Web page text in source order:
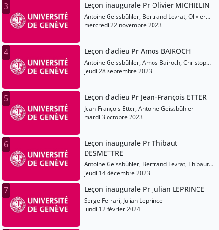
3 Leçon inaugurale Pr Olivier MICHIELIN
Antoine Geissbühler, Bertrand Levrat, Olivier
Michielin
mercredi 22 novembre 2023
4 Leçon d’adieu Pr Amos BAIROCH
Antoine Geissbühler, Amos Bairoch, Christophe
Dessimoz
jeudi 28 septembre 2023
5 Leçon d’adieu Pr Jean-François ETTER
Jean-François Etter, Antoine Geissbühler
mardi 3 octobre 2023
6
Leçon inaugurale Pr Thibaut
DESMETTRE
Antoine Geissbühler, Bertrand Levrat, Thibaut
Desmettre
jeudi 14 décembre 2023
7 Leçon inaugurale Pr Julian LEPRINCE
Serge Ferrari, Julian Leprince
lundi 12 février 2024